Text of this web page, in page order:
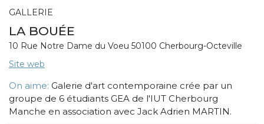
GALLERIE
LA BOUÉE
10 Rue Notre Dame du Voeu 50100 Cherbourg-Octeville
Site web
On aime: Galerie d'art contemporaine crée par un
groupe de 6 étudiants GEA de l'IUT Cherbourg
Manche en association avec Jack Adrien MARTIN.